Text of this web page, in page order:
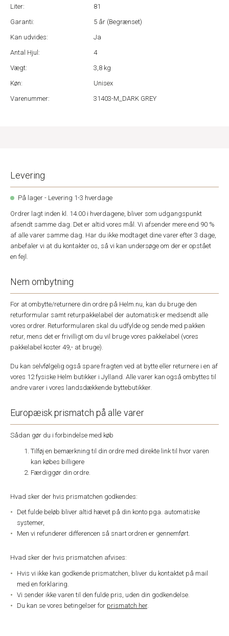
Liter:
81
Garanti:
5 år (Begrænset)
Kan udvides:
Ja
Antal Hjul:
4
Vægt:
3,8 kg
Køn:
Unisex
Varenummer:
31403-M_DARK GREY
Levering
På lager - Levering 1-3 hverdage
Ordrer lagt inden kl. 14.00 i hverdagene, bliver som udgangspunkt
afsendt samme dag. Det er altid vores mål. Vi afsender mere end 90 %
af alle varer samme dag. Har du ikke modtaget dine varer efter 3 dage,
anbefaler vi at du kontakter os, så vi kan undersøge om der er opstået
en fejl.
Nem ombytning
For at ombytte/returnere din ordre på Helm.nu, kan du bruge den
returformular samt returpakkelabel der automatisk er medsendt alle
vores ordrer. Returformularen skal du udfylde og sende med pakken
retur, mens det er frivilligt om du vil bruge vores pakkelabel (vores
pakkelabel koster 49,- at bruge).
Du kan selvfølgelig også spare fragten ved at bytte eller returnere i en af
vores 12 fysiske Helm butikker i Jylland. Alle varer kan også ombyttes til
andre varer i vores landsdækkende byttebutikker.
Europæisk prismatch på alle varer
Sådan gør du i forbindelse med køb
Tilføj en bemærkning til din ordre med direkte link til hvor varen
kan købes billigere
Færdiggør din ordre.
Hvad sker der hvis prismatchen godkendes:
Det fulde beløb bliver altid hævet på din konto pga. automatiske
systemer,
Men vi refunderer differencen så snart ordren er gennemført.
Hvad sker der hvis prismatchen afvises:
Hvis vi ikke kan godkende prismatchen, bliver du kontaktet på mail
med en forklaring.
Vi sender ikke varen til den fulde pris, uden din godkendelse.
Du kan se vores betingelser for prismatch her.